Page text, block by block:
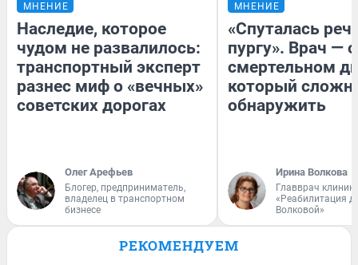
МНЕНИЕ
Наследие, которое
чудом не развалилось:
транспортный эксперт
разнес миф о «вечных»
советских дорогах
Олег Арефьев
Блогер, предприниматель,
владелец в транспортном
бизнесе
МНЕНИЕ
«Спуталась
пургу». Врач — о
смертельном
который
обнаружить
Ирина Волкова
Главврач
«Реабилитация
Волковой»
РЕКОМЕНДУЕМ